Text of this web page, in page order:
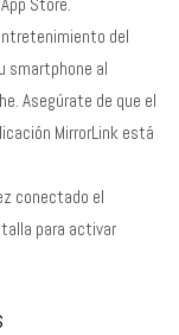
del
smartphone al
Asegúrate de que el
MirrorLink está
conectado el
para activar